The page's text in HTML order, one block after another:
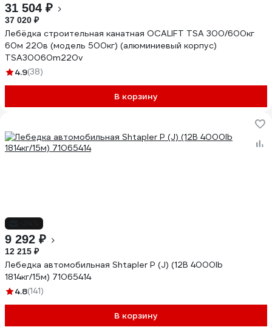
31 504 ₽
37 020 ₽
Лебёдка строительная канатная OCALIFT TSA 300/600кг
60м 220в (модель 500кг) (алюминиевый корпус)
TSA30060m220v
4.9(38)
В корзину
9 292 ₽
12 215 ₽
Лебедка автомобильная Shtapler P (J) (12В 4000lb
1814кг/15м) 71065414
4.8(141)
В корзину